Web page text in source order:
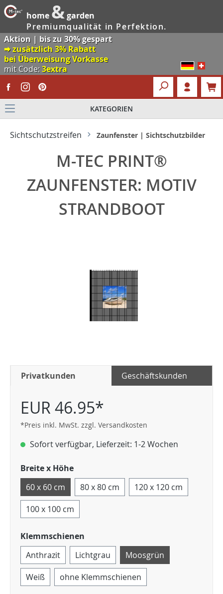
home &garden
Premiumqualität in Perfektion.
Aktion | bis zu 30% gespart
🠮 zusätzlich 3% Rabatt
bei Überweisung Vorkasse
mit Code:3extra
KATEGORIEN
Sichtschutzstreifen Zaunfenster | Sichtschutzbilder
M-TEC PRINT®
ZAUNFENSTER: MOTIV
STRANDBOOT
Privatkunden Geschäftskunden
EUR 46.95*
*Preis inkl. MwSt. zzgl. Versandkosten
Sofort verfügbar, Lieferzeit: 1-2 Wochen
Breite x Höhe
60 x 60 cm
80 x 80 cm
120 x 120 cm
100 x 100 cm
Klemmschienen
Anthrazit
Lichtgrau
Moosgrün
Weiß
ohne Klemmschienen